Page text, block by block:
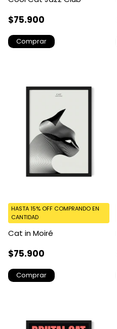
$75.900
Comprar
Cat in Moiré
$75.900
HASTA 15% OFF COMPRANDO EN
CANTIDAD
Comprar